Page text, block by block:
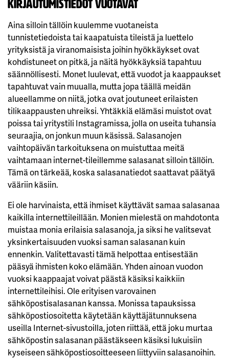
Kirjautumistiedot vuotavat
Aina silloin tällöin kuulemme vuotaneista
tunnistetiedoista tai kaapatuista tileistä ja luettelo
yrityksistä ja viranomaisista joihin hyökkäykset ovat
kohdistuneet on pitkä, ja näitä hyökkäyksiä tapahtuu
säännöllisesti. Monet luulevat, että vuodot ja kaappaukset
tapahtuvat vain muualla, mutta jopa täällä meidän
alueellamme on niitä, jotka ovat joutuneet erilaisten
tilikaappausten uhreiksi. Yhtäkkiä elämäsi muistot ovat
poissa tai yritystili Instagramissa, jolla on useita tuhansia
seuraajia, on jonkun muun käsissä. Salasanojen
vaihtopäivän tarkoituksena on muistuttaa meitä
vaihtamaan internet-tileillemme salasanat silloin tällöin.
Tämä on tärkeää, koska salasanatiedot saattavat päätyä
vääriin käsiin.
Ei ole harvinaista, että ihmiset käyttävät samaa salasanaa
kaikilla internettileillään. Monien mielestä on mahdotonta
muistaa monia erilaisia salasanoja, ja siksi he valitsevat
yksinkertaisuuden vuoksi saman salasanan kuin
ennenkin. Valitettavasti tämä helpottaa entisestään
pääsyä ihmisten koko elämään. Yhden ainoan vuodon
vuoksi kaappaajat voivat päästä käsiksi kaikkiin
internettileihisi. Ole erityisen varovainen
sähköpostisalasanan kanssa. Monissa tapauksissa
sähköpostiosoitetta käytetään käyttäjätunnuksena
useilla Internet-sivustoilla, joten riittää, että joku murtaa
sähköpostin salasanan päästäkseen käsiksi lukuisiin
kyseiseen sähköpostiosoitteeseen liittyviin salasanoihin.